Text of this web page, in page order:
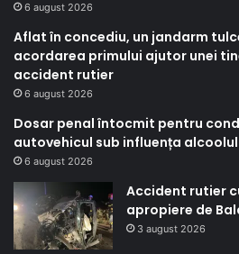
6 august 2026
Aflat în concediu, un jandarm
acordarea primului ajutor unei
accident rutier
6 august 2026
Dosar penal întocmit pentru
autovehicul sub influența
6 august 2026
Accident rutier
apropiere de
3 august 2026